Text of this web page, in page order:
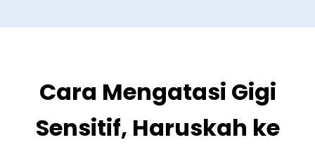
Cara Mengatasi Gigi
Sensitif, Haruskah ke